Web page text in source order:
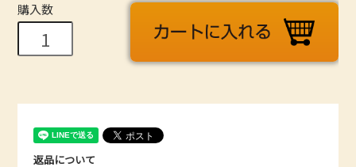
購入数
返品について